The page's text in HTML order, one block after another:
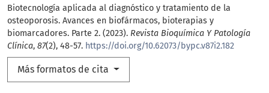
Biotecnología aplicada al diagnóstico y tratamiento de la
osteoporosis. Avances en biofármacos, bioterapias y
biomarcadores. Parte 2. (2023). Revista Bioquímica Y Patología
Clínica, 87(2), 48-57. https://doi.org/10.62073/bypc.v87i2.182
Más formatos de cita